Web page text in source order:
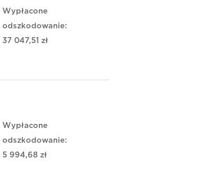
Wypłacone
odszkodowanie:
37 047,51 zł
Wypłacone
odszkodowanie:
5 994,68 zł